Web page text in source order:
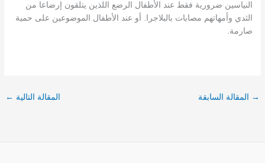
النياسين ضرورية فقط عند الأطفال الرضع اللذين يتلقون إرضاعا من
الثدي وأمهاتهم مصابات بالبلاجرا. أو عند الأطفال الموضوعين على حمية
صارمة.
→ المقالة السابقة المقالة التالية ←